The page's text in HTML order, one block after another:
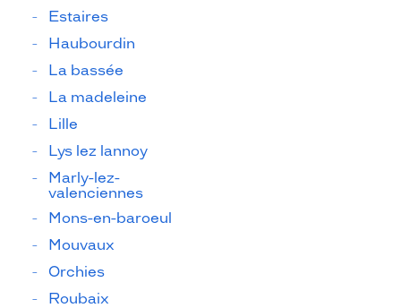
Estaires
Haubourdin
La bassée
La madeleine
Lille
Lys lez lannoy
Marly-lez-
valenciennes
Mons-en-baroeul
Mouvaux
Orchies
Roubaix